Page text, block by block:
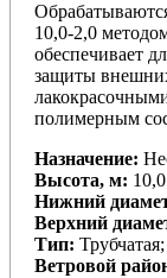
10,0-2,0
обеспечивает
защиты
полимерным
Назначение:
Высота, м:
Нижний
Верхний
Тип: Трубчатая;
Ветровой